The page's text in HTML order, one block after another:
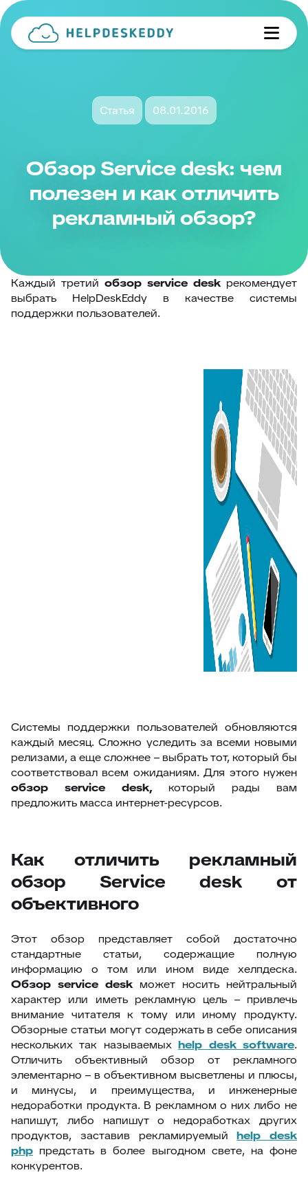
Статья 08.01.2016
Обзор Service desk: чем
полезен и как отличить
рекламный обзор?
Каждый третий обзор service desk рекомендует
выбрать HelpDeskEddy в качестве системы
поддержки пользователей.
Системы поддержки пользователей обновляются
каждый месяц. Сложно уследить за всеми новыми
релизами, а еще сложнее – выбрать тот, который бы
соответствовал всем ожиданиям. Для этого нужен
обзор service desk, который рады вам
предложить масса интернет-ресурсов.
Как отличить рекламный
обзор Service desk от
объективного
Этот обзор представляет собой достаточно
стандартные статьи, содержащие полную
информацию о том или ином виде хелпдеска.
Обзор service desk может носить нейтральный
характер или иметь рекламную цель – привлечь
внимание читателя к тому или иному продукту.
Обзорные статьи могут содержать в себе описания
нескольких так называемыхhelp desk software.
Отличить объективный обзор от рекламного
элементарно – в объективном высветлены и плюсы,
и минусы, и преимущества, и инженерные
недоработки продукта. В рекламном о них либо не
напишут, либо напишут о недоработках других
продуктов, заставив рекламируемыйhelp
desk
php предстать в более выгодном свете, на фоне
конкурентов.